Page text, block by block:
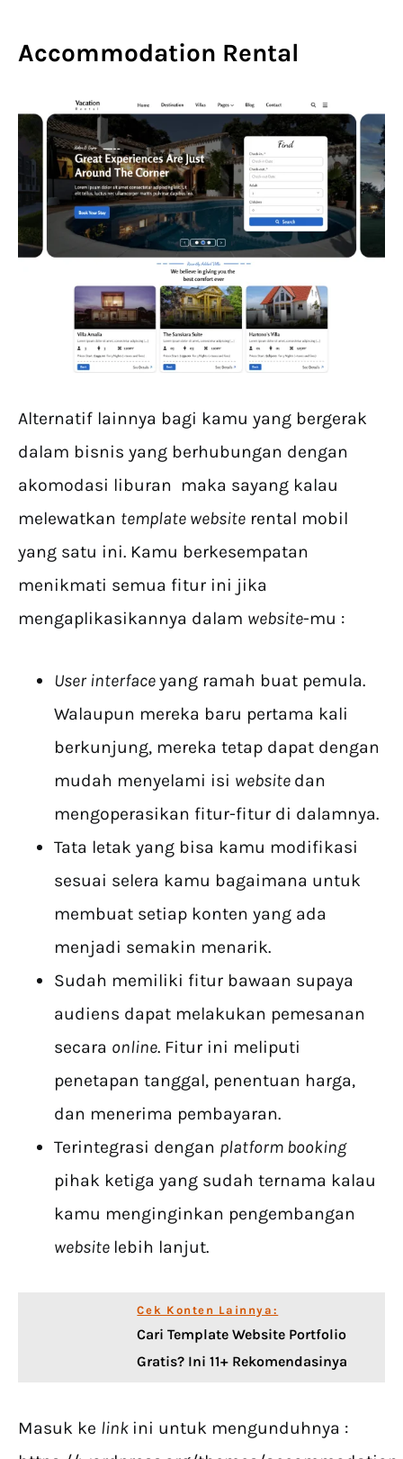
Accommodation Rental
Alternatif lainnya bagi kamu yang bergerak
dalam bisnis yang berhubungan dengan
akomodasi liburan maka sayang kalau
melewatkan template website rental mobil
yang satu ini. Kamu berkesempatan
menikmati semua fitur ini jika
mengaplikasikannya dalam website-mu :
User interfaceyang ramah buat pemula.
Walaupun mereka baru pertama kali
berkunjung, mereka tetap dapat dengan
mudah menyelami isi website dan
mengoperasikan fitur-fitur di dalamnya.
Tata letak yang bisa kamu modifikasi
sesuai selera kamu bagaimana untuk
membuat setiap konten yang ada
menjadi semakin menarik.
Sudah memiliki fitur bawaan supaya
audiens dapat melakukan pemesanan
secara online. Fitur ini meliputi
penetapan tanggal, penentuan harga,
dan menerima pembayaran.
Terintegrasi dengan platform booking
pihak ketiga yang sudah ternama kalau
kamu menginginkan pengembangan
website lebih lanjut.
Cek Konten Lainnya:
Cari Template Website Portfolio
Gratis? Ini 11+ Rekomendasinya
Masuk ke link ini untuk mengunduhnya :